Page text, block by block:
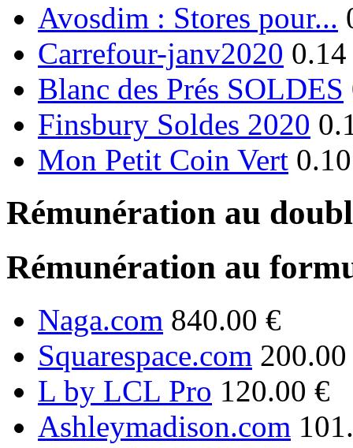
Avosdim : Stores pour...
Carrefour-janv2020
Blanc des Prés SOLDES
Finsbury Soldes 2020
Mon Petit Coin Vert
Rémunération au
Rémunération au
Naga.com 840.00 €
Squarespace.com
L by LCL Pro 120.00 €
Ashleymadison.com